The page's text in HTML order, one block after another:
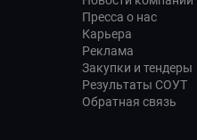
Пресса о нас
Карьера
Реклама
Закупки и тендеры
Результаты СОУТ
Обратная связь